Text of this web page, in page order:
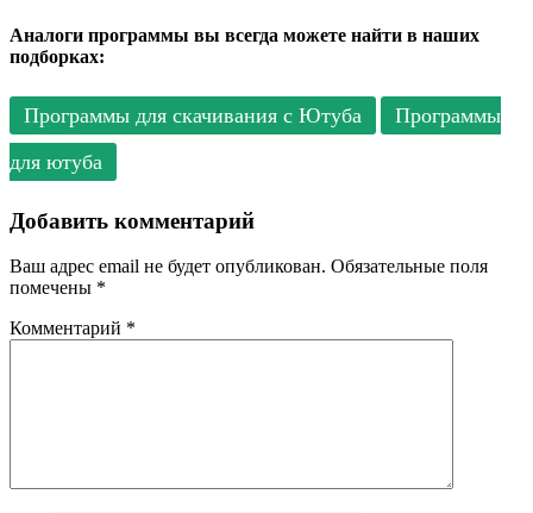
Аналоги программы вы всегда можете найти в наших
подборках:
Программы для скачивания с Ютуба
Программы
для ютуба
Добавить комментарий
Ваш адрес email не будет опубликован. Обязательные поля
помечены *
Комментарий *